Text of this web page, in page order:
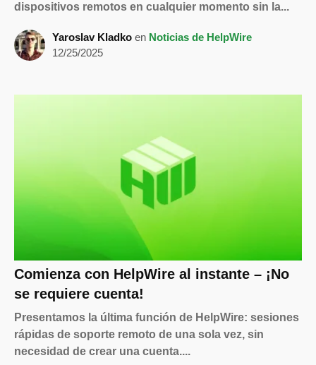
dispositivos remotos en cualquier momento sin la...
Yaroslav Kladko en Noticias de HelpWire
12/25/2025
Comienza con HelpWire al instante – ¡No
se requiere cuenta!
Presentamos la última función de HelpWire: sesiones
rápidas de soporte remoto de una sola vez, sin
necesidad de crear una cuenta....